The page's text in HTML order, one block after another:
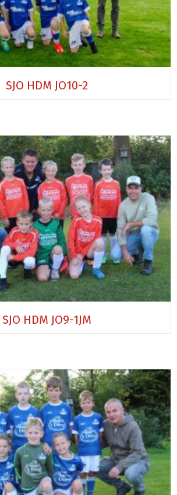
SJO HDM JO10-2
SJO HDM JO9-1JM